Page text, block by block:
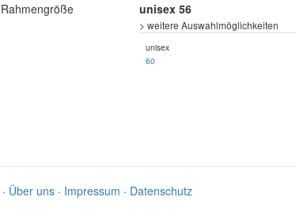
Rahmengröße unisex 56
> weitere Auswahlmöglichkeiten
unisex
60
· Über uns · Impressum · Datenschutz